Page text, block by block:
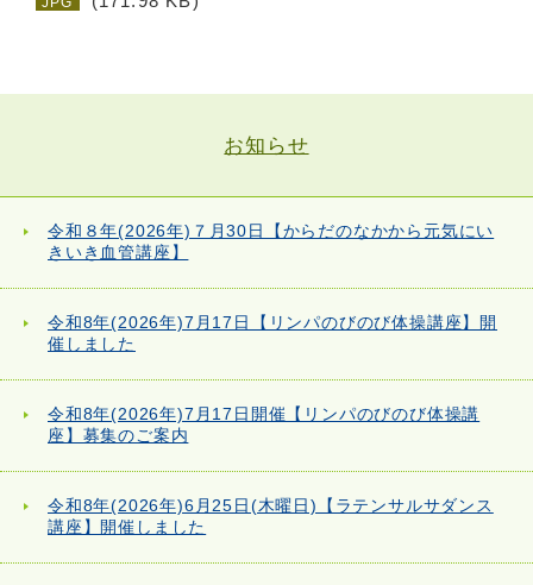
お知らせ
令和８年(2026年)７月30日【からだのなかから元気にい
きいき血管講座】
令和8年(2026年)7月17日【リンパのびのび体操講座】開
催しました
令和8年(2026年)7月17日開催【リンパのびのび体操講
座】募集のご案内
令和8年(2026年)6月25日(木曜日)【ラテンサルサダンス
講座】開催しました